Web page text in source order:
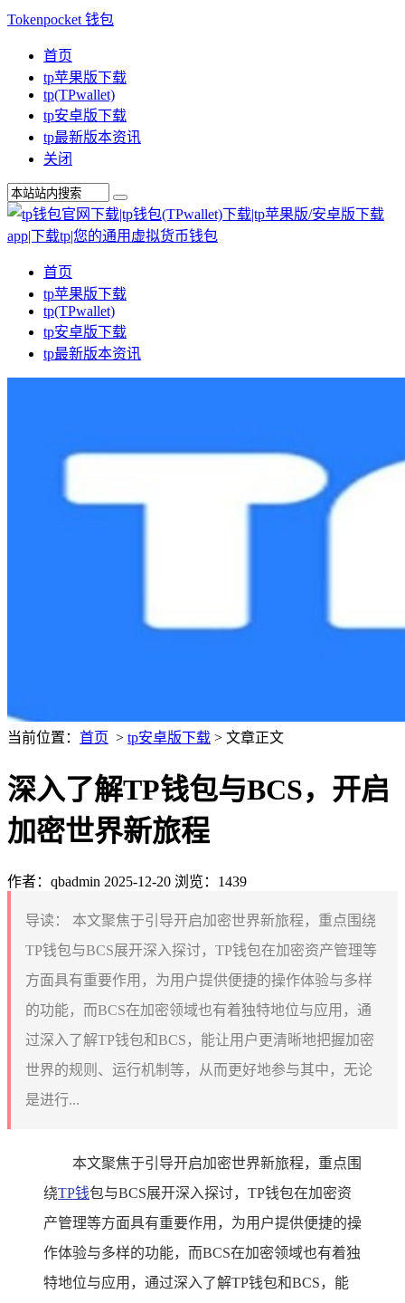
Tokenpocket 钱包
首页
tp苹果版下载
tp(TPwallet)
tp安卓版下载
tp最新版本资讯
关闭
首页
tp苹果版下载
tp(TPwallet)
tp安卓版下载
tp最新版本资讯
当前位置： 首页 > tp安卓版下载 > 文章正文
深入了解TP钱包与BCS，开启
加密世界新旅程
作者：qbadmin 2025-12-20 浏览：1439
导读：
本文聚焦于引导开启加密世界新旅程，重点围绕
TP钱包与BCS展开深入探讨，TP钱包在加密资产管理等
方面具有重要作用，为用户提供便捷的操作体验与多样
的功能，而BCS在加密领域也有着独特地位与应用，通
过深入了解TP钱包和BCS，能让用户更清晰地把握加密
世界的规则、运行机制等，从而更好地参与其中，无论
是进行...
本文聚焦于引导开启加密世界新旅程，重点围
绕TP钱包与BCS展开深入探讨，TP钱包在加密资
产管理等方面具有重要作用，为用户提供便捷的操
作体验与多样的功能，而BCS在加密领域也有着独
特地位与应用，通过深入了解TP钱包和BCS，能